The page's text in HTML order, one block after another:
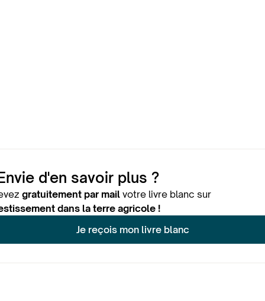
d'en savoir plus ?
gratuitement par mailvotre livre blanc sur
dans la terre agricole !
Je reçois mon livre blanc